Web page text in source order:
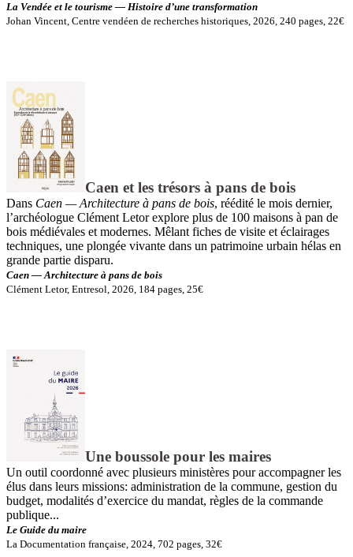
La Vendée et le tourisme — Histoire d’une ­transformation
Johan Vincent, Centre vendéen de recherches historiques, 2026, 240 pages, 22€
Caen et les trésors à pans de bois
Dans Caen — Architecture à pans de bois, ­réédité le mois dernier,
l’archéologue Clément Letor explore plus de 100 maisons à pan de
bois médiévales et modernes. Mêlant fiches de visite et éclairages
techniques, une plongée vivante dans un patrimoine urbain hélas en
grande partie disparu.
Caen — Architecture à pans de bois
Clément Letor, Entresol, 2026, 184 pages, 25€
Une boussole pour les maires
Un outil coordonné avec plusieurs ministères pour accompagner les
élus dans leurs missions: administration de la commune, gestion du
budget, modalités d’exercice du mandat, règles de la commande
publique...
Le Guide du maire
La Documentation française, 2024, 702 pages, 32€